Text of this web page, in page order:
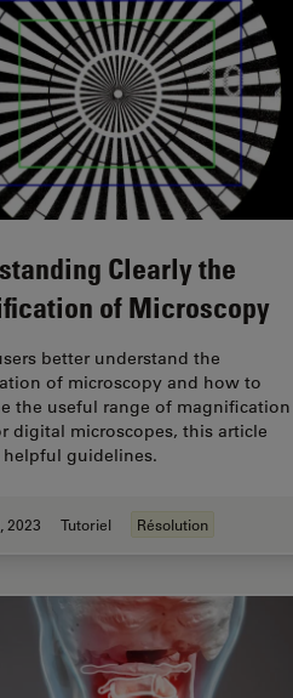
Images
Clearly the
of Microscopy
better understand the
of microscopy and how to
the useful range of magnification
digital microscopes, this article
helpful guidelines.
2023 Tutoriel Résolution